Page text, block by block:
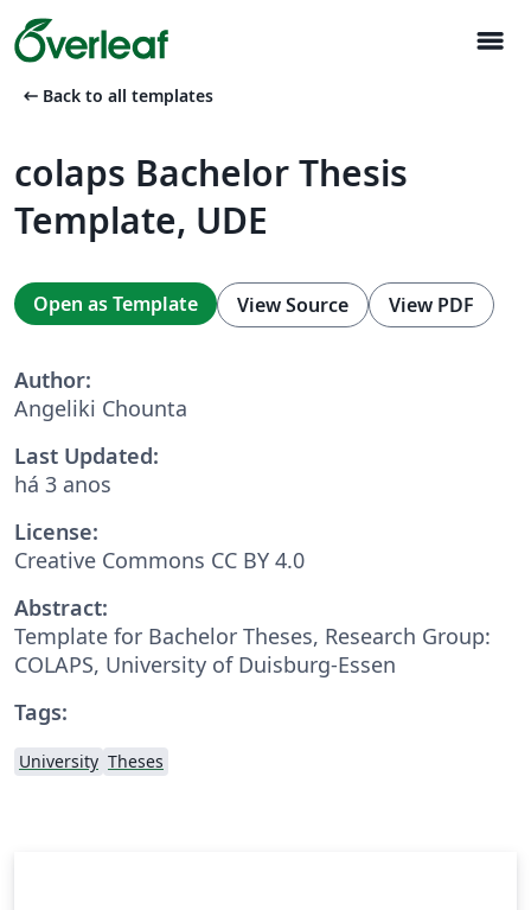
menu
arrow_left_alt Back to all templates
colaps Bachelor Thesis
Template, UDE
Open as Template View Source View PDF
Author:
Angeliki Chounta
Last Updated:
há 3 anos
License:
Creative Commons CC BY 4.0
Abstract:
Template for Bachelor Theses, Research Group:
COLAPS, University of Duisburg-Essen
Tags:
University Theses